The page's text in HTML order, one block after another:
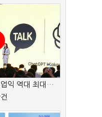
업익 역대 최대…